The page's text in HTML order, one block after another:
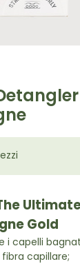
The
Gold
i capelli
capillare;